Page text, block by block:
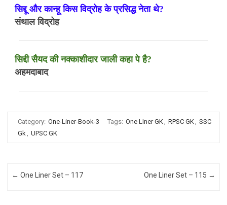
सिद्दू और कान्हू किस विद्रोह के प्रसिद्ध नेता थे?
संथाल विद्रोह
सिद्दी सैयद की नक्काशीदार जाली कहा पे है?
अहमदाबाद
Category: One-Liner-Book-3 Tags: One LIner GK, RPSC GK, SSC
Gk, UPSC GK
Post navigation
← One Liner Set – 117 One Liner Set – 115 →